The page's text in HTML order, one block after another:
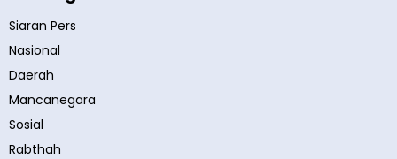
Siaran Pers
Nasional
Daerah
Mancanegara
Sosial
Rabthah